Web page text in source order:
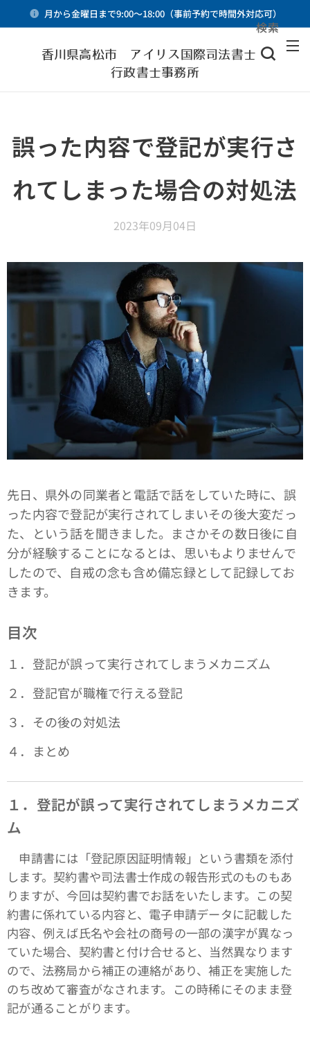
月から金曜日まで9:00～18:00（事前予約で時間外対応可）
香川県高松市 アイリス国際司法書士・
行政書士事務所
検索
誤った内容で登記が実行さ
れてしまった場合の対処法
2023年09月04日
先日、県外の同業者と電話で話をしていた時に、誤
った内容で登記が実行されてしまいその後大変だっ
た、という話を聞きました。まさかその数日後に自
分が経験することになるとは、思いもよりませんで
したので、自戒の念も含め備忘録として記録してお
きます。
目次
１．登記が誤って実行されてしまうメカニズム
２．登記官が職権で行える登記
３．その後の対処法
４．まとめ
１．登記が誤って実行されてしまうメカニズ
ム
申請書には「登記原因証明情報」という書類を添付
します。契約書や司法書士作成の報告形式のものもあ
りますが、今回は契約書でお話をいたします。この契
約書に係れている内容と、電子申請データに記載した
内容、例えば氏名や会社の商号の一部の漢字が異なっ
ていた場合、契約書と付け合せると、当然異なります
ので、法務局から補正の連絡があり、補正を実施した
のち改めて審査がなされます。この時稀にそのまま登
記が通ることがります。